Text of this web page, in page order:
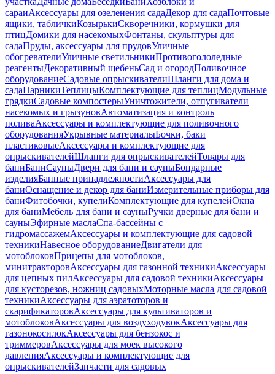
сараиАксессуары для озеленения садаДекор для садаПочтовые
ящики, табличкиКозырькиСкворечники, кормушки для
птицДомики для насекомыхФонтаны, скульптуры для
садаПруды, аксессуары для прудовУличные
обогревателиУличные светильникиПротивогололедные
реагентыДекоративный щебеньСад и огородПоливочное
оборудованиеСадовые опрыскивателиШланги для дома и
садаПарникиТеплицыКомплектующие для теплицМодульные
грядкиСадовые компостерыУничтожители, отпугиватели
насекомых и грызуновАвтоматизация и контроль
поливаАксессуары и комплектующие для поливочного
оборудованияУкрывные материалыБочки, баки
пластиковыеАксессуары и комплектующие для
опрыскивателейШланги для опрыскивателейТовары для
баниБаниСауныДвери для бани и сауныБондарные
изделияБанные принадлежностиАксессуары для
баниОснащение и декор для баниИзмерительные приборы для
баниФитобочки, купелиКомплектующие для купелейОкна
для баниМебель для бани и сауныРучки дверные для бани и
сауныЭфирные маслаСпа-бассейны с
гидромассажемАксессуары и комплектующие для садовой
техникиНавесное оборудованиеДвигатели для
мотоблоковПрицепы для мотоблоков,
минитракторовАксессуары для газонной техникиАксессуары
для цепных пилАксессуары для садовой техникиАксессуары
для кусторезов, ножниц садовыхМоторные масла для садовой
техникиАксессуары для аэратоторов и
скарификаторовАксессуары для культиваторов и
мотоблоковАксессуары для воздуходувокАксессуары для
газонокосилокАксессуары для бензокос и
триммеровАксессуары для моек высокого
давленияАксессуары и комплектующие для
опрыскивателейЗапчасти для садовых